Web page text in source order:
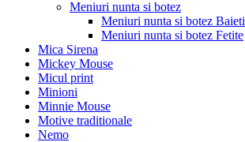
Meniuri nunta si botez
Meniuri nunta si botez Baieti
Meniuri nunta si botez Fetite
Mica Sirena
Mickey Mouse
Micul print
Minioni
Minnie Mouse
Motive traditionale
Nemo